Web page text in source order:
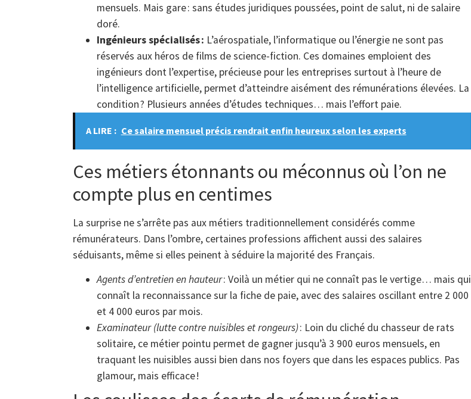
mensuels. Mais gare : sans études juridiques poussées, point de salut, ni de salaire
doré.
Ingénieurs spécialisés : L’aérospatiale, l’informatique ou l’énergie ne sont pas
réservés aux héros de films de science-fiction. Ces domaines emploient des
ingénieurs dont l’expertise, précieuse pour les entreprises surtout à l’heure de
l’intelligence artificielle, permet d’atteindre aisément des rémunérations élevées. La
condition ? Plusieurs années d’études techniques… mais l’effort paie.
A LIRE : Ce salaire mensuel précis rendrait enfin heureux selon les experts
Ces métiers étonnants ou méconnus où l’on ne
compte plus en centimes
La surprise ne s’arrête pas aux métiers traditionnellement considérés comme
rémunérateurs. Dans l’ombre, certaines professions affichent aussi des salaires
séduisants, même si elles peinent à séduire la majorité des Français.
Agents d’entretien en hauteur: Voilà un métier qui ne connaît pas le vertige… mais qui
connaît la reconnaissance sur la fiche de paie, avec des salaires oscillant entre 2 000
et 4 000 euros par mois.
Examinateur (lutte contre nuisibles et rongeurs): Loin du cliché du chasseur de rats
solitaire, ce métier pointu permet de gagner jusqu’à 3 900 euros mensuels, en
traquant les nuisibles aussi bien dans nos foyers que dans les espaces publics. Pas
glamour, mais efficace !